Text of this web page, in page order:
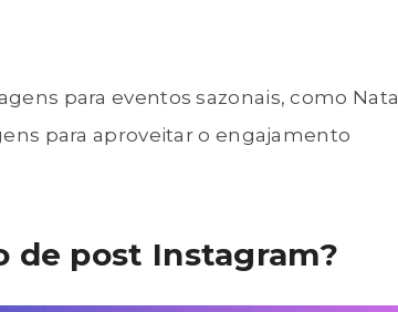
para eventos sazonais, como Natal
para aproveitar o engajamento
de post Instagram?